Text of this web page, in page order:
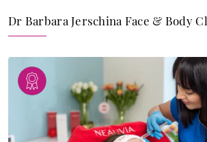
Dr Barbara Jerschina Face & Body